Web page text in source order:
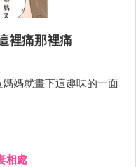
裡痛那裡痛
媽就畫下這趣味的一面
相處